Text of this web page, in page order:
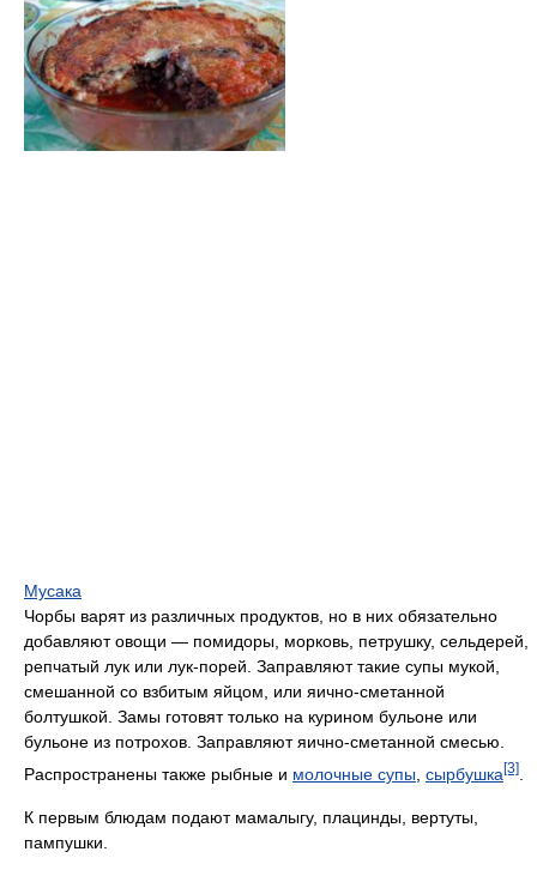
Мусака
Чорбы варят из различных продуктов, но в них обязательно
добавляют овощи — помидоры, морковь, петрушку, сельдерей,
репчатый лук или лук-порей. Заправляют такие супы мукой,
смешанной со взбитым яйцом, или яично-сметанной
болтушкой. Замы готовят только на курином бульоне или
бульоне из потрохов. Заправляют яично-сметанной смесью.
Распространены также рыбные и молочные супы сырбушка[3]
К первым блюдам подают мамалыгу, плацинды, вертуты,
пампушки.